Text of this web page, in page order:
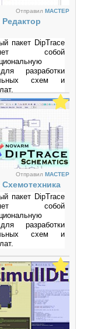
Отправил MACTEP
Редактор
пакет DipTrace
собой
разработки
схем и
Просмотров: 177254
Отправил MACTEP
Схемотехника
пакет DipTrace
собой
разработки
схем и
Просмотров: 337334